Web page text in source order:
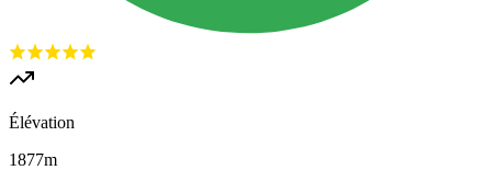
Élévation
1877m